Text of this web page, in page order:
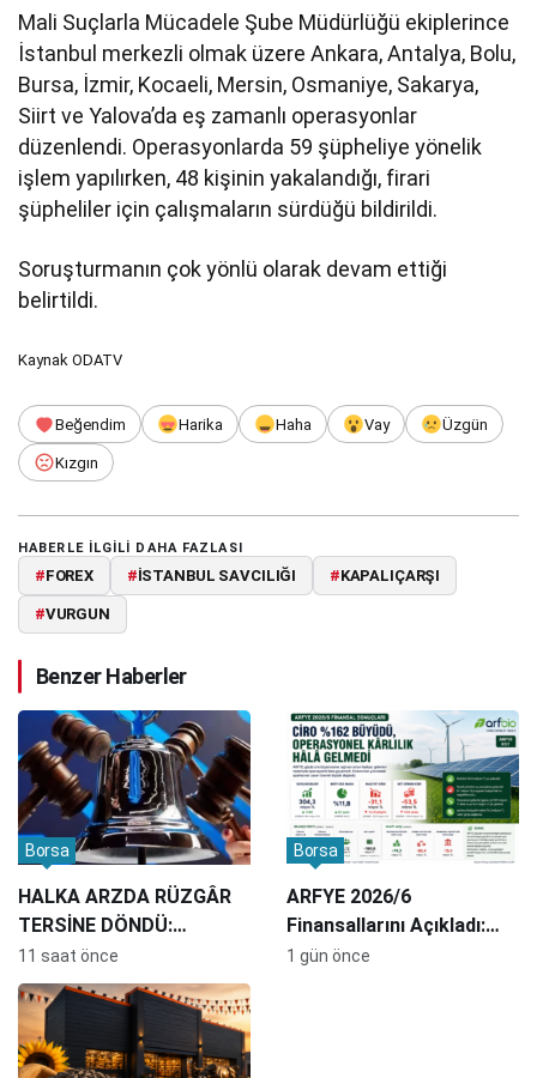
Mali Suçlarla Mücadele Şube Müdürlüğü ekiplerince
İstanbul merkezli olmak üzere Ankara, Antalya, Bolu,
Bursa, İzmir, Kocaeli, Mersin, Osmaniye, Sakarya,
Siirt ve Yalova’da eş zamanlı operasyonlar
düzenlendi. Operasyonlarda 59 şüpheliye yönelik
işlem yapılırken, 48 kişinin yakalandığı, firari
şüpheliler için çalışmaların sürdüğü bildirildi.
Soruşturmanın çok yönlü olarak devam ettiği
belirtildi.
Kaynak ODATV
Beğendim Harika Haha Vay Üzgün
Kızgın
HABERLE ILGILI DAHA FAZLASI
#FOREX #İSTANBUL SAVCILIĞI #KAPALIÇARŞI
#VURGUN
Benzer Haberler
HALKA ARZDA RÜZGÂR
TERSİNE DÖNDÜ:
ŞİRKETLER YATIRIMCI
BULMAKTA ZORLANIYOR
Borsa
11 saat önce
ARFYE 2026/6
Finansallarını Açıkladı:
Ciro Yüzde 162 Büyüdü,
Borsa
1 gün önce